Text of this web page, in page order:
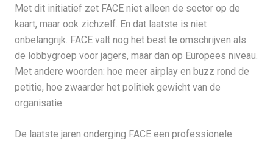
Met dit initiatief zet FACE niet alleen de sector op de
kaart, maar ook zichzelf. En dat laatste is niet
onbelangrijk. FACE valt nog het best te omschrijven als
de lobbygroep voor jagers, maar dan op Europees niveau.
Met andere woorden: hoe meer airplay en buzz rond de
petitie, hoe zwaarder het politiek gewicht van de
organisatie.
De laatste jaren onderging FACE een professionele